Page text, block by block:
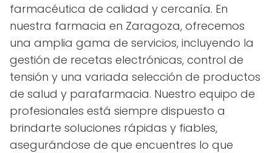
farmacéutica de calidad y cercanía. En
nuestra farmacia en Zaragoza, ofrecemos
una amplia gama de servicios, incluyendo la
gestión de recetas electrónicas, control de
tensión y una variada selección de productos
de salud y parafarmacia. Nuestro equipo de
profesionales está siempre dispuesto a
brindarte soluciones rápidas y fiables,
asegurándose de que encuentres lo que